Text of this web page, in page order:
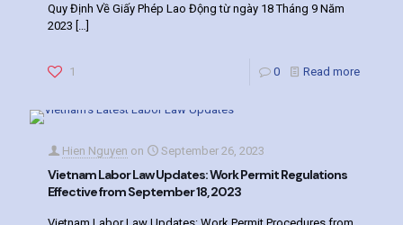
Quy Định Về Giấy Phép Lao Động từ ngày 18 Tháng 9 Năm
2023 […]
1 0 Read more
Hien Nguyen on September 26, 2023
Vietnam Labor Law Updates: Work Permit Regulations
Effective from September 18, 2023
Vietnam Labor Law Updates: Work Permit Procedures from